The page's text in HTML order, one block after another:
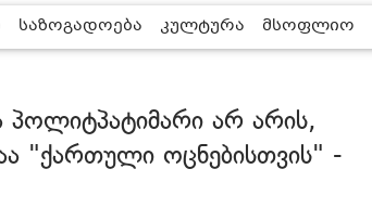
საზოგადოება კულტურა მსოფლიო
პოლიტპატიმარი არ არის,
"ქართული ოცნებისთვის" -